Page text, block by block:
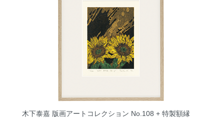
木下泰嘉 版画アートコレクション No.108 + 特製額縁